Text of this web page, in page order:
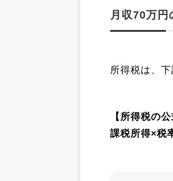
月収70万円
所得税は、
【所得税の公
課税所得×税